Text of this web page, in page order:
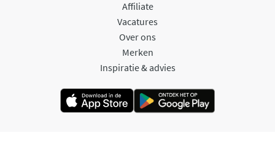
Affiliate
Vacatures
Over ons
Merken
Inspiratie & advies